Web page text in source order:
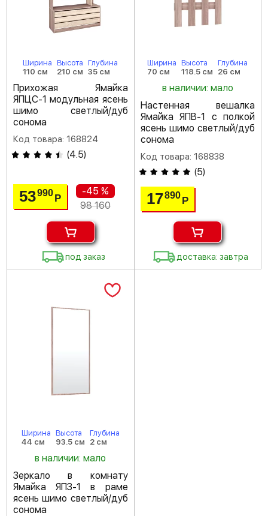
Ширина
110 см
Высота
210 см
Глубина
35 см
Прихожая Ямайка
ЯПЦС-1 модульная ясень
шимо светлый/дуб
сонома
Код товара: 168824
(4.5)
53990Р
-45 %
98 160
под заказ
Ширина
70 см
Высота
118.5 см
Глубина
26 см
в наличии: мало
Настенная вешалка
Ямайка ЯПВ-1 с полкой
ясень шимо светлый/дуб
сонома
Код товара: 168838
(5)
17890 Р
доставка: завтра
Ширина
44 см
Высота
93.5 см
Глубина
2 см
в наличии: мало
Зеркало в комнату
Ямайка ЯПЗ-1 в раме
ясень шимо светлый/дуб
сонома